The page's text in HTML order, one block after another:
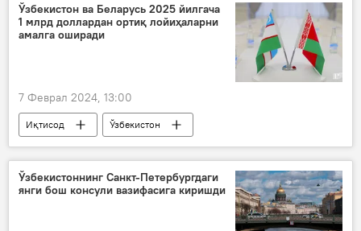
Ўзбекистон ва Беларусь 2025 йилгача
1 млрд доллардан ортиқ лойиҳаларни
амалга оширади
7 Феврал 2024, 13:00
Иқтисод
Ўзбекистон
Беларусь
форум
Ўзбекистоннинг Санкт-Петербургдаги
янги бош консули вазифасига киришди